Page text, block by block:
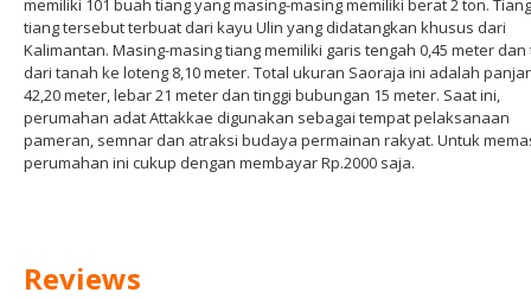
memiliki 101 buah tiang yang masing-masing memiliki berat 2 ton.
tiang tersebut terbuat dari kayu Ulin yang didatangkan khusus dari
Kalimantan. Masing-masing tiang memiliki garis tengah 0,45 meter dan
dari tanah ke loteng 8,10 meter. Total ukuran Saoraja ini adalah
42,20 meter, lebar 21 meter dan tinggi bubungan 15 meter. Saat ini,
perumahan adat Attakkae digunakan sebagai tempat pelaksanaan
pameran, semnar dan atraksi budaya permainan rakyat. Untuk
perumahan ini cukup dengan membayar Rp.2000 saja.
Reviews